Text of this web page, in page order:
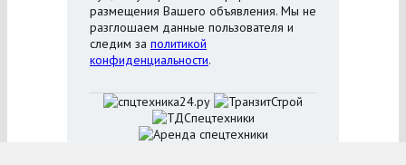
размещения Вашего объявления. Мы не
разглошаем данные пользователя и
следим за политикой
конфиденциальности.